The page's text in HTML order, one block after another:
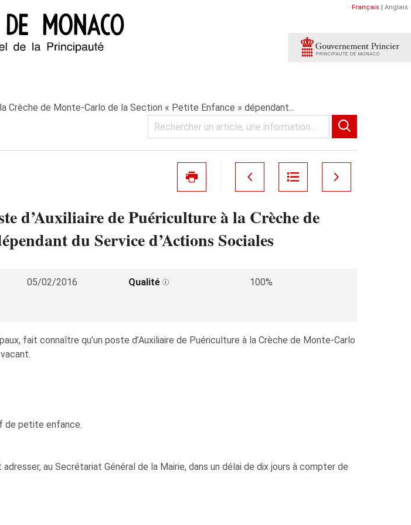
Français | Anglais
Crèche de Monte-Carlo de la Section « Petite Enfance » dépendant...
d’Auxiliaire de Puériculture à la Crèche de
du Service d’Actions Sociales
05/02/2016 Qualité
100%
fait connaître qu’un poste d’Auxiliaire de Puériculture à la Crèche de Monte-Carlo
de petite enfance.
au Secrétariat Général de la Mairie, dans un délai de dix jours à compter de